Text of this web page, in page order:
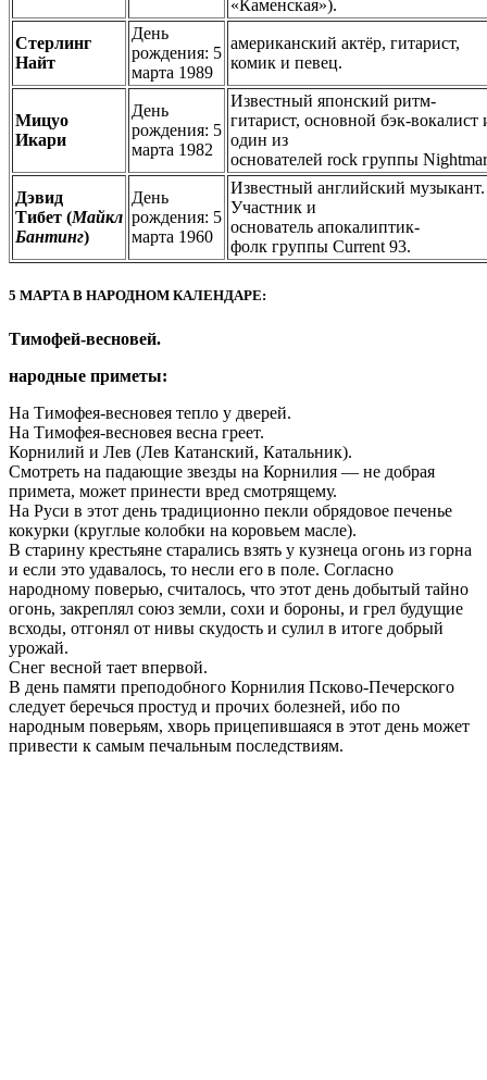
«Каменская»).
Стерлинг
Найт
День
рождения: 5
марта 1989
американский актёр, гитарист,
комик и певец.
Мицуо
Икари
День
рождения: 5
марта 1982
Известный японский ритм-
гитарист, основной бэк-вокалист
один из
основателей rock группы
Дэвид
Тибет (Майкл
Бантинг)
День
рождения: 5
марта 1960
Известный английский музыкант.
Участник и
основатель апокалиптик-
фолк группы Current 93.
5 МАРТА В НАРОДНОМ КАЛЕНДАРЕ:
Тимофей-весновей.
народные приметы:
На Тимофея-весновея тепло у дверей.
На Тимофея-весновея весна греет.
Корнилий и Лев (Лев Катанский, Катальник).
Смотреть на падающие звезды на Корнилия — не добрая
примета, может принести вред смотрящему.
На Руси в этот день традиционно пекли обрядовое печенье
кокурки (круглые колобки на коровьем масле).
В старину крестьяне старались взять у кузнеца огонь из горна
и если это удавалось, то несли его в поле. Согласно
народному поверью, считалось, что этот день добытый тайно
огонь, закреплял союз земли, сохи и бороны, и грел будущие
всходы, отгонял от нивы скудость и сулил в итоге добрый
урожай.
Снег весной тает впервой.
В день памяти преподобного Корнилия Псково-Печерского
следует беречься простуд и прочих болезней, ибо по
народным поверьям, хворь прицепившаяся в этот день может
привести к самым печальным последствиям.